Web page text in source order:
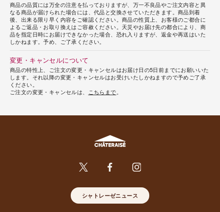
商品の品質には万全の注意を払っておりますが、万一不良品やご注文内容と異
なる商品が届けられた場合には、代品と交換させていただきます。商品到着
後、出来る限り早く内容をご確認ください。商品の性質上、お客様のご都合に
よるご返品・お取り換えはご容赦ください。天災やお届け先の都合により、商
品を指定日時にお届けできなかった場合、恐れ入りますが、返金や再送はいた
しかねます。予め、ご了承ください。
変更・キャンセルについて
商品の特性上、ご注文の変更・キャンセルはお届け日の5日前までにお願いいた
します。それ以降の変更・キャンセルはお受けいたしかねますので予めご了承
ください。
ご注文の変更・キャンセルは、
こちらまで
シャトレーゼニュース